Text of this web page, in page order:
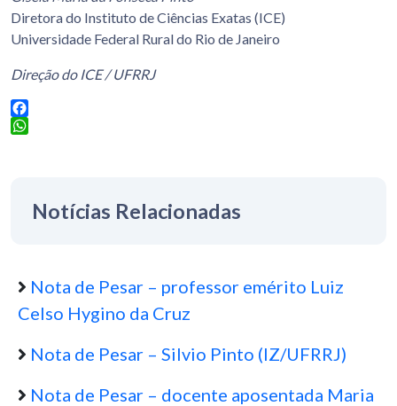
Diretora do Instituto de Ciências Exatas (ICE)
Universidade Federal Rural do Rio de Janeiro
Direção do ICE / UFRRJ
Facebook
Notícias Relacionadas
Nota de Pesar – professor emérito Luiz
Celso Hygino da Cruz
Nota de Pesar – Silvio Pinto (IZ/UFRRJ)
Nota de Pesar – docente aposentada Maria